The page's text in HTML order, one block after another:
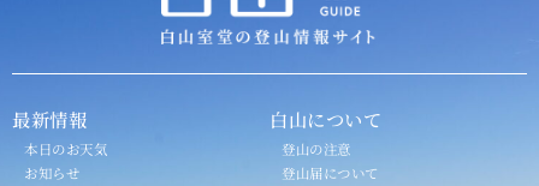
最新情報
本日のお天気
お知らせ
白山について
登山の注意
登山届について